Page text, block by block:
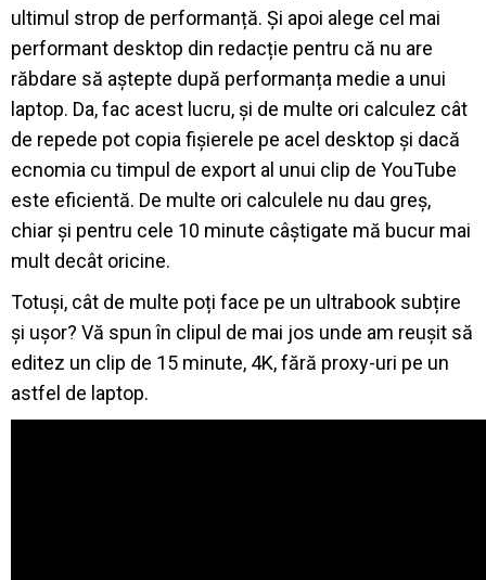
ultimul strop de performanță. Și apoi alege cel mai
performant desktop din redacție pentru că nu are
răbdare să aștepte după performanța medie a unui
laptop. Da, fac acest lucru, și de multe ori calculez cât
de repede pot copia fișierele pe acel desktop și dacă
ecnomia cu timpul de export al unui clip de YouTube
este eficientă. De multe ori calculele nu dau greș,
chiar și pentru cele 10 minute câștigate mă bucur mai
mult decât oricine.
Totuși, cât de multe poți face pe un ultrabook subțire
și ușor? Vă spun în clipul de mai jos unde am reușit să
editez un clip de 15 minute, 4K, fără proxy-uri pe un
astfel de laptop.